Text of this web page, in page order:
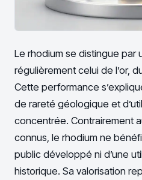
Le rhodium se distingue par
régulièrement celui de l’or,
Cette performance
de rareté géologique et
concentrée. Contrairement
connus, le rhodium ne
public développé ni d’une
historique. Sa valorisation